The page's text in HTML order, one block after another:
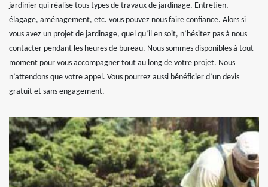
jardinier qui réalise tous types de travaux de jardinage. Entretien,
élagage, aménagement, etc. vous pouvez nous faire confiance. Alors si
vous avez un projet de jardinage, quel qu’il en soit, n’hésitez pas à nous
contacter pendant les heures de bureau. Nous sommes disponibles à tout
moment pour vous accompagner tout au long de votre projet. Nous
n’attendons que votre appel. Vous pourrez aussi bénéficier d’un devis
gratuit et sans engagement.